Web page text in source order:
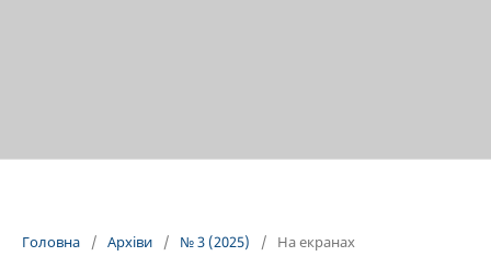
Головна / Архіви / № 3 (2025) / На екранах